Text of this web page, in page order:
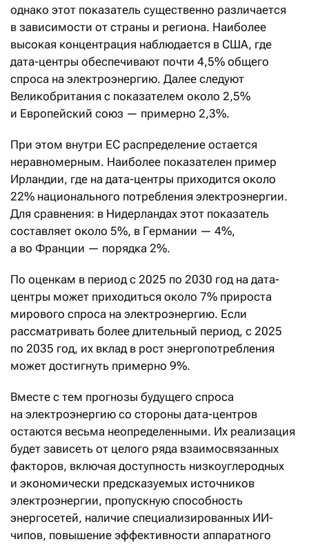
однако этот показатель существенно различается
в зависимости от страны и региона. Наиболее
высокая концентрация наблюдается в США, где
дата-центры обеспечивают почти 4,5% общего
спроса на электроэнергию. Далее следуют
Великобритания с показателем около 2,5%
и Европейский союз — примерно 2,3%.
При этом внутри ЕС распределение остается
неравномерным. Наиболее показателен пример
Ирландии, где на дата-центры приходится около
22% национального потребления электроэнергии.
Для сравнения: в Нидерландах этот показатель
составляет около 5%, в Германии — 4%,
а во Франции — порядка 2%.
По оценкам в период с 2025 по 2030 год на дата-
центры может приходиться около 7% прироста
мирового спроса на электроэнергию. Если
рассматривать более длительный период, с 2025
по 2035 год, их вклад в рост энергопотребления
может достигнуть примерно 9%.
Вместе с тем прогнозы будущего спроса
на электроэнергию со стороны дата-центров
остаются весьма неопределенными. Их реализация
будет зависеть от целого ряда взаимосвязанных
факторов, включая доступность низкоуглеродных
и экономически предсказуемых источников
электроэнергии, пропускную способность
энергосетей, наличие специализированных ИИ-
чипов, повышение эффективности аппаратного